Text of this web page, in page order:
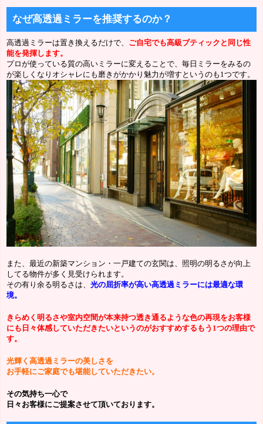
なぜ高透過ミラーを推奨するのか？
高透過ミラーは置き換えるだけで、 ご自宅でも高級ブティックと同じ性
能を発揮します。
プロが使っている質の高いミラーに変えることで、毎日ミラーをみるの
が楽しくなりオシャレにも磨きがかかり魅力が増すというのも1つです。
また、最近の新築マンション・一戸建ての玄関は、照明の明るさが向上
してる物件が多く見受けられます。
その有り余る明るさは、 光の屈折率が高い高透過ミラーには最適な環
境。
きらめく明るさや室内空間が本来持つ透き通るような色の再現をお客様
にも日々体感していただきたいというのがおすすめするもう1つの理由で
す。
光輝く高透過ミラーの美しさを
お手軽にご家庭でも堪能していただきたい。
その気持ち一心で
日々お客様にご提案させて頂いております。